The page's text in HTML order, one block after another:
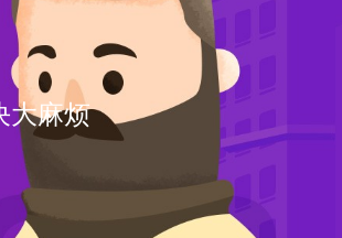
大麻烦